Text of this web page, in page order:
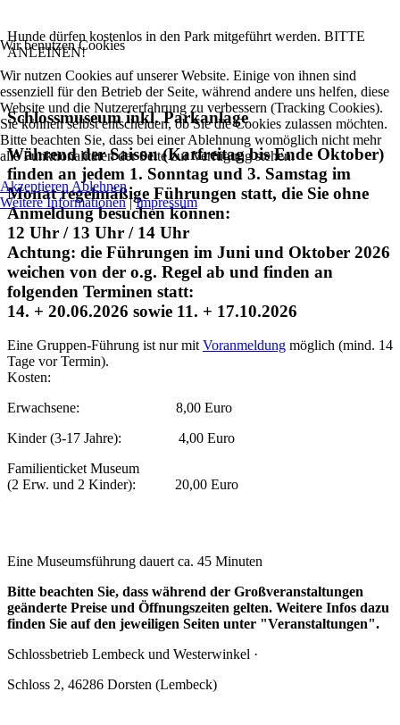
Hunde dürfen kostenlos in den Park mitgeführt werden. BITTE
ANLEINEN!
Schlossmuseum inkl. Parkanlage
Während der Saison (Karfreitag bis Ende Oktober)
finden an jedem 1. Sonntag und 3. Samstag im
Monat regelmäßige Führungen statt, die Sie ohne
Anmeldung besuchen können:
12 Uhr / 13 Uhr / 14 Uhr
Achtung: die Führungen im Juni und Oktober 2026
weichen von der o.g. Regel ab und finden an
folgenden Terminen statt:
14. + 20.06.2026 sowie 11. + 17.10.2026
Eine Gruppen-Führung ist nur mitVoranmeldung möglich (mind. 14
Tage vor Termin).
Kosten:
Erwachsene: 8,00 Euro
Kinder (3-17 Jahre): 4,00 Euro
Familienticket Museum
(2 Erw. und 2 Kinder): 20,00 Euro
Eine Museumsführung dauert ca. 45 Minuten
Bitte beachten Sie, dass während der Großveranstaltungen
geänderte Preise und Öffnungszeiten gelten. Weitere Infos dazu
finden Sie auf den jeweiligen Seiten unter "Veranstaltungen".
Schlossbetrieb Lembeck und Westerwinkel ·
Schloss 2, 46286 Dorsten (Lembeck)
Wir benutzen Cookies
Wir nutzen Cookies auf unserer Website. Einige von ihnen sind
essenziell für den Betrieb der Seite, während andere uns helfen, diese
Website und die Nutzererfahrung zu verbessern (Tracking Cookies).
Sie können selbst entscheiden, ob Sie die Cookies zulassen möchten.
Bitte beachten Sie, dass bei einer Ablehnung womöglich nicht mehr
alle Funktionalitäten der Seite zur Verfügung stehen.
Akzeptieren Ablehnen
Weitere Informationen|Impressum